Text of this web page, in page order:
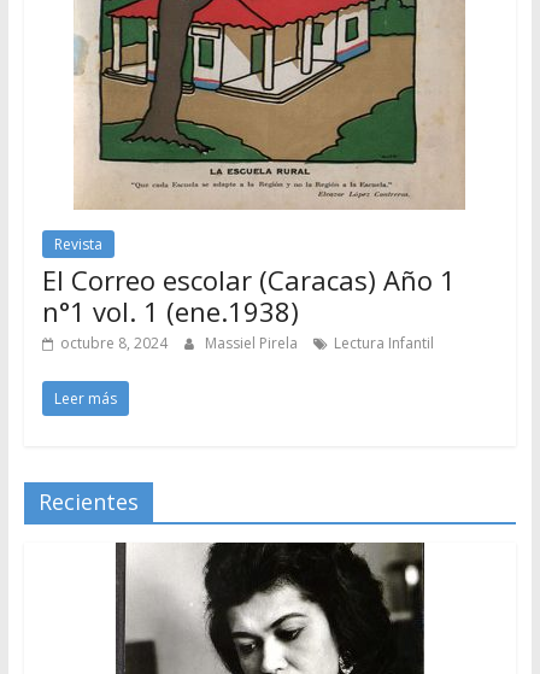
Revista
El Correo escolar (Caracas) Año 1
n°1 vol. 1 (ene.1938)
octubre 8, 2024 Massiel Pirela Lectura Infantil
Leer más
Recientes